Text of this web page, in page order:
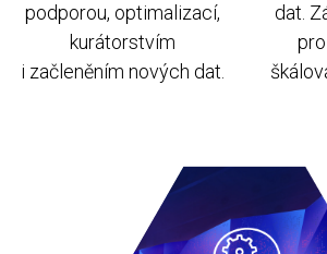
podporou, optimalizací,
kurátorstvím
i začleněním nových dat.
dat.